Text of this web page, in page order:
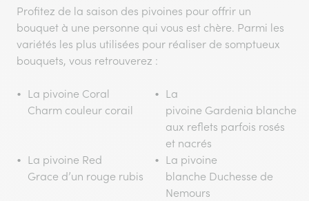
Profitez de la saison des pivoines pour offrir un
bouquet à une personne qui vous est chère. Parmi les
variétés les plus utilisées pour réaliser de somptueux
bouquets, vous retrouverez :
La pivoine Coral
Charm couleur corail
La
pivoine Gardenia blanche
aux reflets parfois rosés
et nacrés
La pivoine Red
Grace d’un rouge rubis
La pivoine
blanche Duchesse de
Nemours